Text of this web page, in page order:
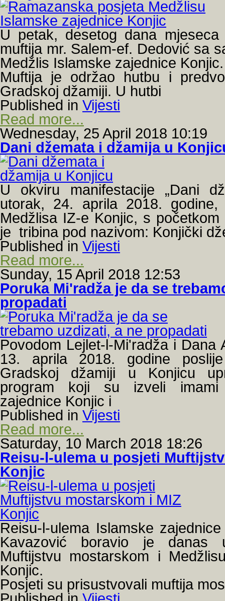
U petak, desetog dana mjeseca
muftija mr. Salem-ef. Dedović sa
Medžlis Islamske zajednice Konjic.
Muftija je održao hutbu i
Gradskoj džamiji. U hutbi
Published in Vijesti
Read more...
Wednesday, 25 April 2018 10:19
Dani džemata i džamija u
U okviru manifestacije „Dani
utorak, 24. aprila 2018.
Medžlisa IZ-e Konjic, s
je tribina pod nazivom: Konjički
Published in Vijesti
Read more...
Sunday, 15 April 2018 12:53
Poruka Mi'radža je da se
propadati
Povodom Lejlet-l-Mi'radža i Dana
13. aprila 2018. godine
Gradskoj džamiji u Konjicu
program koji su izveli imami
zajednice Konjic i
Published in Vijesti
Read more...
Saturday, 10 March 2018 18:26
Reisu-l-ulema u posjeti
Konjic
Reisu-l-ulema Islamske
Kavazović boravio je danas
Muftijstvu mostarskom i
Konjic.
Posjeti su prisustvovali muftija